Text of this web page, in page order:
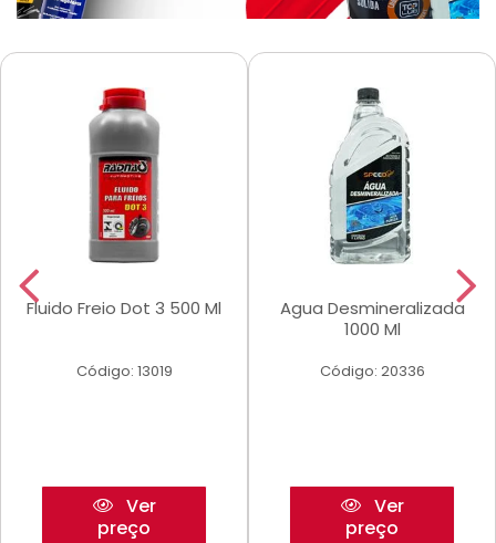
Fluido Freio Dot 3 500 Ml
Código: 13019
Ver
preço
Agua Desmineralizada
1000 Ml
Código: 20336
Ver
preço